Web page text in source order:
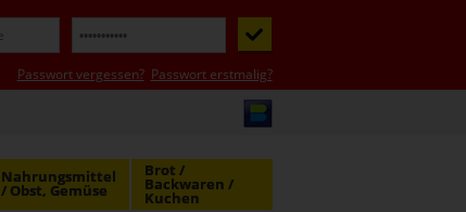
Passwort vergessen? Passwort erstmalig?
Nahrungsmittel
/ Obst, Gemüse
Brot /
Backwaren /
Kuchen